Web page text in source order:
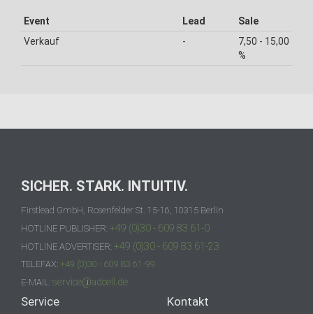
Event Lead
Sale
Verkauf
-
7,50 - 15,00
%
SICHER. STARK. INTUITIV.
Firstlead GmbH, Rosenfelder St. 15-16, 10315 Berlin
HOTLINE PUBLISHER: +49 (0)30 - 609 83 61-0
HOTLINE ADVERTISER: +49 (0)30 - 609 83 61-23
TELEFAX: +49 (0)30 - 609 83 61-99
E-MAIL: service@adcell.de
Service Kontakt